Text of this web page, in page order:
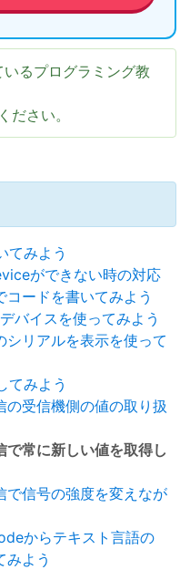
るプログラミング教
ださい。
てみよう
ができない時の対応
ードを書いてみよう
バイスを使ってみよう
リアルを表示を使って
てみよう
の受信機側の値の取り扱
で常に新しい値を取得し
で信号の強度を変えなが
からテキスト言語の
よう